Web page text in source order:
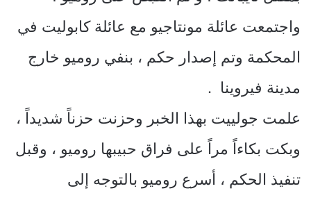
واجتمعت عائلة مونتاجيو مع عائلة كابوليت في
المحكمة وتم إصدار حكم ، بنفي روميو خارج
مدينة فيروينا .
علمت جولييت بهذا الخبر وحزنت حزناً شديداً ،
وبكت بكاءاً مراً على فراق حبيبها روميو ، وقبل
تنفيذ الحكم ، أسرع روميو بالتوجه إلى